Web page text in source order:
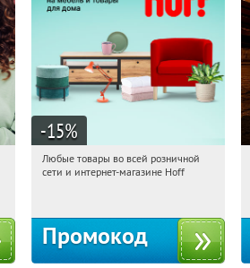
-15%
15:13:59 Получили:
Любые товары во всей розничной
сети и интернет-магазине Hoff
Промокод